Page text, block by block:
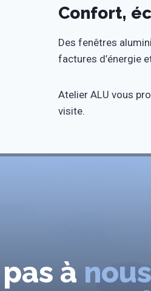
Confort,
Des fenêtres
factures d’énergie
Atelier ALU vous
visite.
à nous